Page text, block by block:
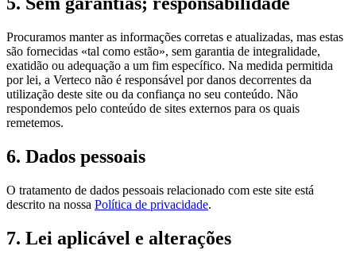
Procuramos manter as informações corretas e atualizadas, mas estas
são fornecidas «tal como estão», sem garantia de integralidade,
exatidão ou adequação a um fim específico. Na medida permitida
por lei, a Verteco não é responsável por danos decorrentes da
utilização deste site ou da confiança no seu conteúdo. Não
respondemos pelo conteúdo de sites externos para os quais
remetemos.
6. Dados pessoais
O tratamento de dados pessoais relacionado com este site está
descrito na nossa Política de privacidade.
7. Lei aplicável e alterações